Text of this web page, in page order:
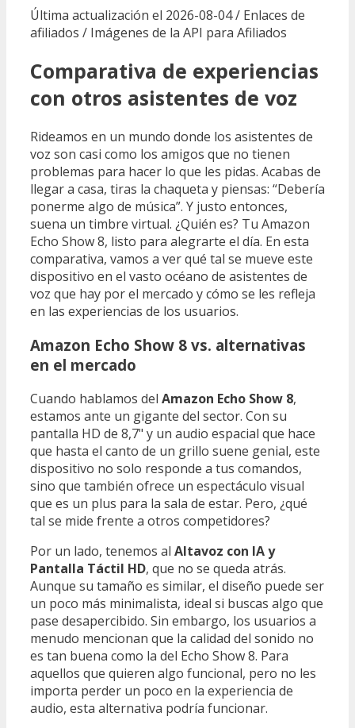
Última actualización el 2026-08-04 / Enlaces de
afiliados / Imágenes de la API para Afiliados
Comparativa de experiencias
con otros asistentes de voz
Rideamos en un mundo donde los asistentes de
voz son casi como los amigos que no tienen
problemas para hacer lo que les pidas. Acabas de
llegar a casa, tiras la chaqueta y piensas: “Debería
ponerme algo de música”. Y justo entonces,
suena un timbre virtual. ¿Quién es? Tu Amazon
Echo Show 8, listo para alegrarte el día. En esta
comparativa, vamos a ver qué tal se mueve este
dispositivo en el vasto océano de asistentes de
voz que hay por el mercado y cómo se les refleja
en las experiencias de los usuarios.
Amazon Echo Show 8 vs. alternativas
en el mercado
Cuando hablamos del Amazon Echo Show 8,
estamos ante un gigante del sector. Con su
pantalla HD de 8,7" y un audio espacial que hace
que hasta el canto de un grillo suene genial, este
dispositivo no solo responde a tus comandos,
sino que también ofrece un espectáculo visual
que es un plus para la sala de estar. Pero, ¿qué
tal se mide frente a otros competidores?
Por un lado, tenemos al Altavoz con IA y
Pantalla Táctil HD, que no se queda atrás.
Aunque su tamaño es similar, el diseño puede ser
un poco más minimalista, ideal si buscas algo que
pase desapercibido. Sin embargo, los usuarios a
menudo mencionan que la calidad del sonido no
es tan buena como la del Echo Show 8. Para
aquellos que quieren algo funcional, pero no les
importa perder un poco en la experiencia de
audio, esta alternativa podría funcionar.